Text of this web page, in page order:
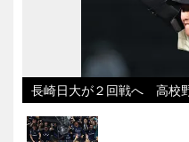
長崎日大が２回戦へ 高校